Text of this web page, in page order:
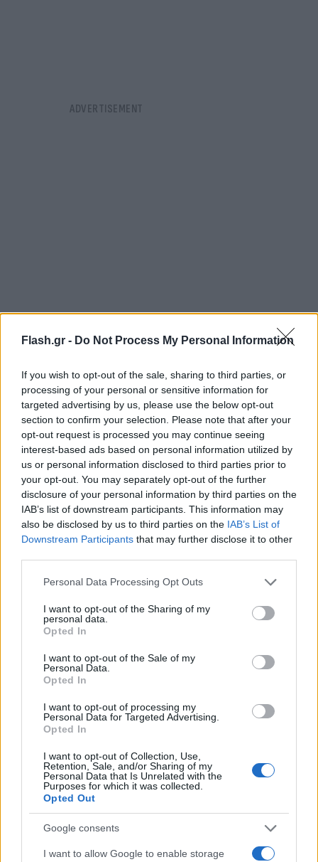
Flash.gr - Do Not Process My Personal Information
If you wish to opt-out of the sale, sharing to third parties, or
processing of your personal or sensitive information for
targeted advertising by us, please use the below opt-out
section to confirm your selection. Please note that after your
opt-out request is processed you may continue seeing
interest-based ads based on personal information utilized by
us or personal information disclosed to third parties prior to
your opt-out. You may separately opt-out of the further
disclosure of your personal information by third parties on the
IAB’s list of downstream participants. This information may
also be disclosed by us to third parties on the IAB’s List of
Downstream Participants that may further disclose it to other
Please note that this website/app uses one or more Google
not limited to your visit or usage behaviour. You may click to
grant or deny consent to Google and its third-party tags to
use your data for below specified purposes in below Google
consent section.
Personal Data Processing Opt Outs
I want to opt-out of the Sharing of my
personal data.
Opted In
I want to opt-out of the Sale of my
Personal Data.
Opted In
I want to opt-out of processing my
Personal Data for Targeted Advertising.
Opted In
I want to opt-out of Collection, Use,
Retention, Sale, and/or Sharing of my
Personal Data that Is Unrelated with the
Purposes for which it was collected.
Opted Out
Google consents
I want to allow Google to enable storage
Τσέλιε, (εκτός)
Αμπερντίν, (εντός)